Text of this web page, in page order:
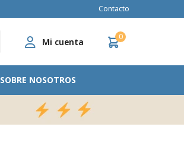
SOBRE NOSOTROS
0
Contacto